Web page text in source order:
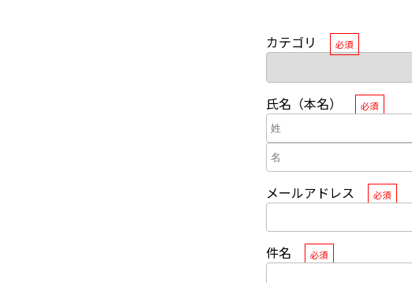
カテゴリ 必須
氏名（本名） 必須
メールアドレス 必須
件名 必須